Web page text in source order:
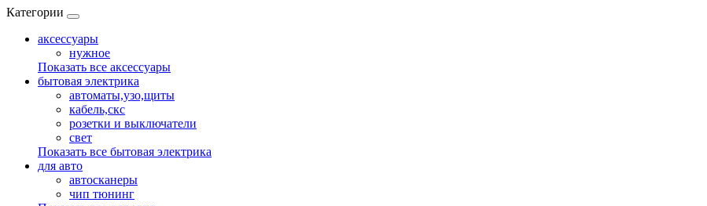
Категории
аксессуары
нужное
Показать все аксессуары
бытовая электрика
автоматы,узо,щиты
кабель,скс
розетки и выключатели
свет
Показать все бытовая электрика
для авто
автосканеры
чип тюнинг